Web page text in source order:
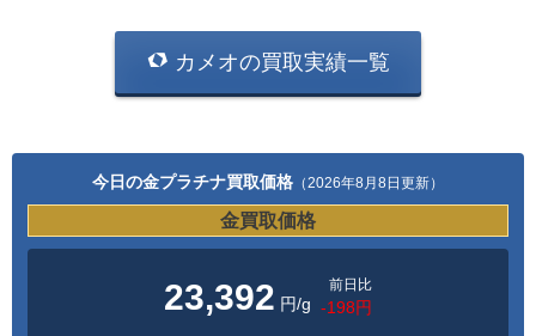
カメオの買取実績一覧
今日の金プラチナ買取価格 （2026年8月8日更新）
金買取価格
23,392 円/g
前日比
-198円